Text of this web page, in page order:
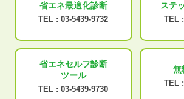
省エネ最適化診断
TEL : 03-5439-9732
ステ
TEL :
省エネセルフ診断
ツール
TEL : 03-5439-9730
無
TEL :